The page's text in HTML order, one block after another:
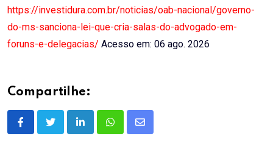
https://investidura.com.br/noticias/oab-nacional/governo-
do-ms-sanciona-lei-que-cria-salas-do-advogado-em-
foruns-e-delegacias/ Acesso em: 06 ago. 2026
Compartilhe:
LinkedInWhatsappShare